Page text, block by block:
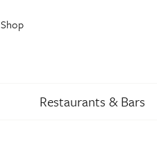
Shop
Restaurants & Bars